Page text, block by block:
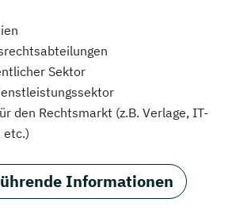
Sektor
den Rechtsmarkt (z.B. Verlage, IT-
etc.)
Informationen